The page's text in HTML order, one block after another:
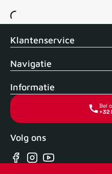
Voor 15uur besteld, zelfde
Klantenservice
Navigatie
Informatie
Bel
+32
Volg ons
Facebook
Instagram
YouTube